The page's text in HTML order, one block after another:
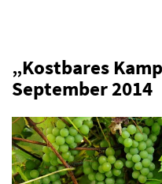
„Kostbares
September 2014